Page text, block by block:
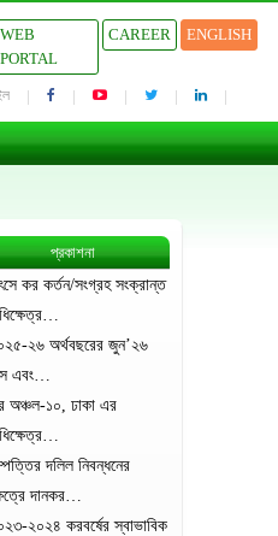
WEB
PORTAL
CAREER ENGLISH
প্রকাশনা
কর কর্তন/সংগ্রহ সংক্রান্ত
২৬ অর্থবছরের জুন’২৬
এবং…
অঞ্চল-১০, ঢাকা এর
দলিল নিবন্ধনের
দানকর…
২০২৪ করবর্ষের স্বাভাবিক